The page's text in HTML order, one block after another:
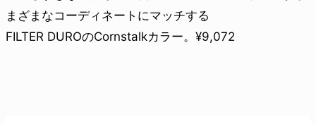
まざまなコーディネートにマッチする
FILTER DUROのCornstalkカラー。¥9,072